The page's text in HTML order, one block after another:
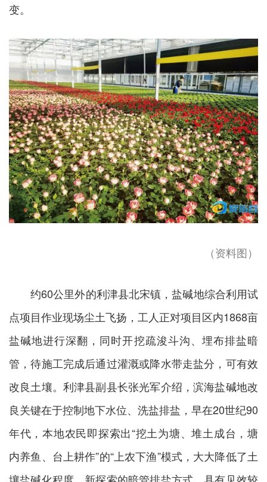
变。
（资料图）
约60公里外的利津县北宋镇，盐碱地综合利用试
点项目作业现场尘土飞扬，工人正对项目区内1868亩
盐碱地进行深翻，同时开挖疏浚斗沟、埋布排盐暗
管，待施工完成后通过灌溉或降水带走盐分，可有效
改良土壤。利津县副县长张光军介绍，滨海盐碱地改
良关键在于控制地下水位、洗盐排盐，早在20世纪90
年代，本地农民即探索出“挖土为塘、堆土成台，塘
内养鱼、台上耕作”的“上农下渔”模式，大大降低了土
壤盐碱化程度。新探索的暗管排盐方式，具有见效较